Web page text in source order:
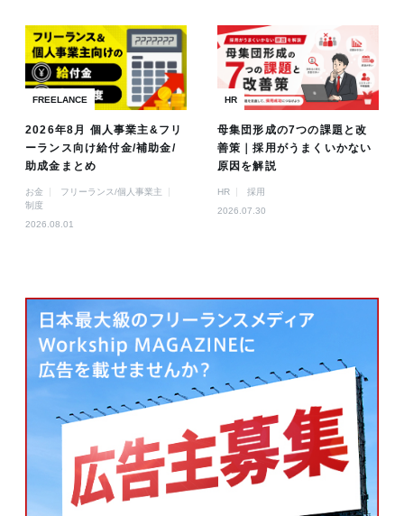
FREELANCE
2026年8月 個人事業主&フリ
ーランス向け給付金/補助金/
助成金まとめ
お金
フリーランス/個人事業主
制度
2026.08.01
HR
母集団形成の7つの課題と改
善策｜採用がうまくいかない
原因を解説
HR
採用
2026.07.30